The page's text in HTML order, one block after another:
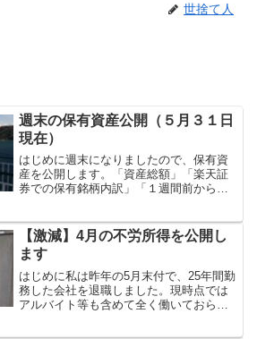
世捨て人
週末の保有資産公開（５月３１日
現在）
はじめに週末になりましたので、保有資
産を公開します。「資産総額」「楽天証
券での保有銘柄内訳」「１週間前からの
ードで管理している資産総額（５月３１
日現在）は以下の通りです...
【激減】4月の不労所得を公開し
ます
はじめに私は昨年の5月末付で、25年間勤
務した会社を退職しました。現時点では
アルバイト等も含めて全く働いておら